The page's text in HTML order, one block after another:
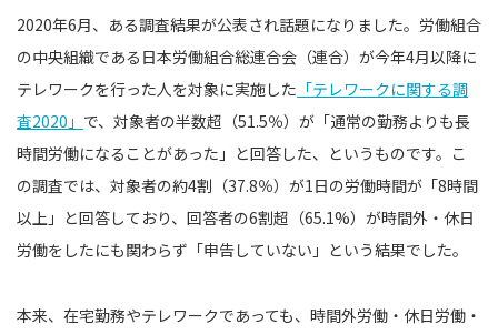
2020年6月、ある調査結果が公表され話題になりました。労働組合
の中央組織である日本労働組合総連合会（連合）が今年4月以降に
テレワークを行った人を対象に実施した 「テレワークに関する調
査2020」 で、対象者の半数超（51.5％）が「通常の勤務よりも長
時間労働になることがあった」と回答した、というものです。こ
の調査では、対象者の約4割（37.8％）が1日の労働時間が「8時間
以上」と回答しており、回答者の6割超（65.1%）が時間外・休日
労働をしたにも関わらず「申告していない」という結果でした。
本来、在宅勤務やテレワークであっても、時間外労働・休日労働・